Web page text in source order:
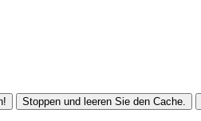
Stoppen und leeren Sie den Cache.